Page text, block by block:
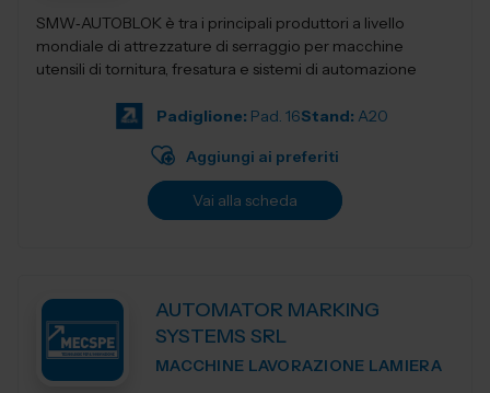
SMW‑AUTOBLOK è tra i principali produttori a livello
mondiale di attrezzature di serraggio per macchine
utensili di tornitura, fresatura e sistemi di automazione
Padiglione: Pad. 16Stand: A20
Aggiungi ai preferiti
Vai alla scheda
AUTOMATOR MARKING
SYSTEMS SRL
MACCHINE LAVORAZIONE LAMIERA